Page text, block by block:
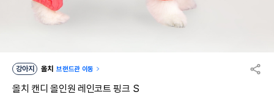
강아지 올치 브랜드관 이동
올치 캔디 올인원 레인코트 핑크 S